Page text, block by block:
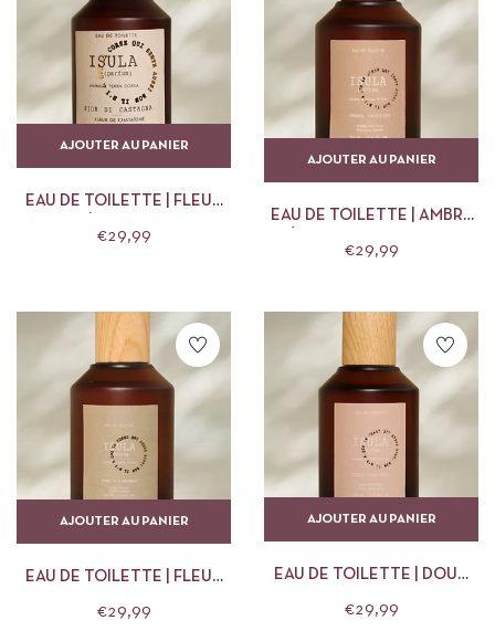
AJOUTER AU PANIER
EAU DE TOILETTE | FLEUR
PARFUMS
€29,99
AJOUTER AU PANIER
EAU DE TOILETTE | AMBRE
€29,99
AJOUTER AU PANIER
EAU DE TOILETTE | FLEUR
€29,99
AJOUTER AU PANIER
EAU DE TOILETTE | DOUX
PARFUMS
€29,99